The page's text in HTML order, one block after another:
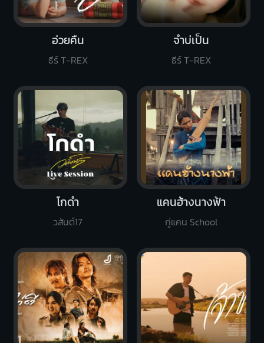
อ่วยคืน
ธีร์ T-REX
จำบ่เป็น
ธีร์ T-REX
โกดำ
วสันต์17
แคนฮ้างนางฟ้า
กู่แคน School